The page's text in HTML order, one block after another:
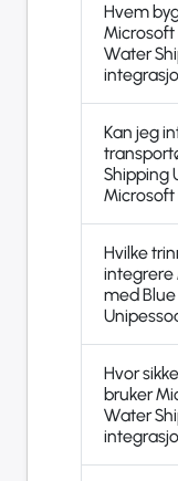
Hvem
Microsoft
Water
Kan jeg
Shipping
Microsoft
Hvilke
integrere
med
Hvor
bruker
Water